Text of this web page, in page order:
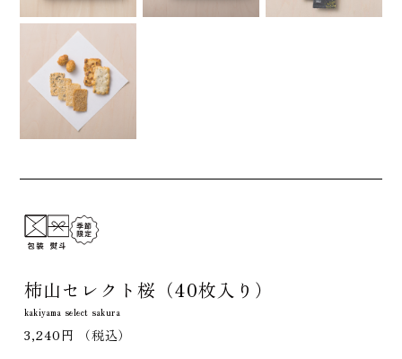
柿山セレクト桜（40枚入り）
kakiyama select sakura
3,240円 （税込）